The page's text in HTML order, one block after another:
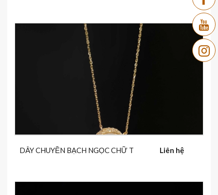
DÂY CHUYỀN BẠCH NGỌC CHỮ T Liên hệ